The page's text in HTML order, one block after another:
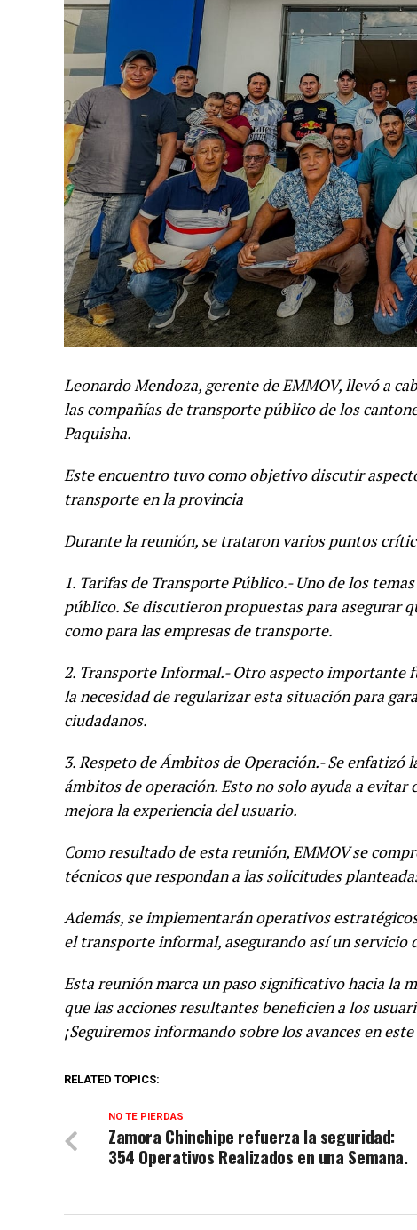
Leonardo Mendoza, gerente de EMMOV, llevó a
las compañías de transporte público de los
Paquisha.
Este encuentro tuvo como objetivo discutir
transporte en la provincia
Durante la reunión, se trataron varios puntos
1. Tarifas de Transporte Público.- Uno de los
público. Se discutieron propuestas para asegurar
como para las empresas de transporte.
2. Transporte Informal.- Otro aspecto importante
la necesidad de regularizar esta situación para
ciudadanos.
3. Respeto de Ámbitos de Operación.- Se
ámbitos de operación. Esto no solo ayuda a
mejora la experiencia del usuario.
Como resultado de esta reunión, EMMOV se
técnicos que respondan a las solicitudes
Además, se implementarán operativos
el transporte informal, asegurando así un
Esta reunión marca un paso significativo hacia la
que las acciones resultantes beneficien a los
¡Seguiremos informando sobre los avances en
RELATED TOPICS:
NO TE PIERDAS
Zamora Chinchipe refuerza la seguridad:
354 Operativos Realizados en una Semana.